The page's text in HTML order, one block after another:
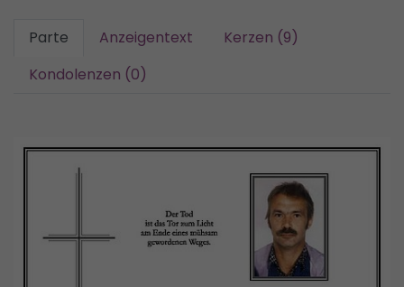
Parte Anzeigentext
Kerzen (9)
Kondolenzen (0)